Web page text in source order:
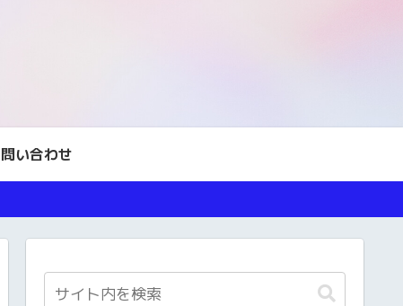
問い合わせ